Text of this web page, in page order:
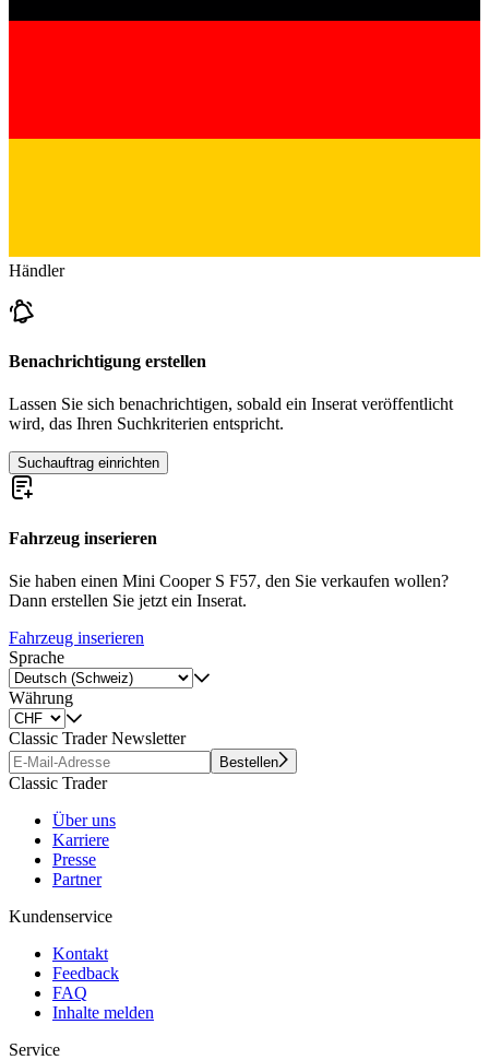
Händler
Benachrichtigung erstellen
Lassen Sie sich benachrichtigen, sobald ein Inserat veröffentlicht
wird, das Ihren Suchkriterien entspricht.
Suchauftrag einrichten
Fahrzeug inserieren
Sie haben einen Mini Cooper S F57, den Sie verkaufen wollen?
Dann erstellen Sie jetzt ein Inserat.
Fahrzeug inserieren
Sprache
Währung
Classic Trader Newsletter
Bestellen
Classic Trader
Über uns
Karriere
Presse
Partner
Kundenservice
Kontakt
Feedback
FAQ
Inhalte melden
Service